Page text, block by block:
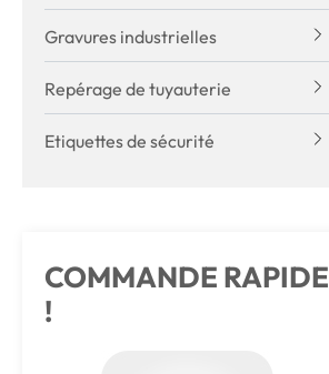
Gravures industrielles
Repérage de tuyauterie
Etiquettes de sécurité
COMMANDE RAPIDE
!